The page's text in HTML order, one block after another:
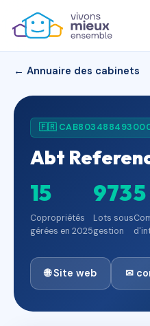
← Annuaire des cabinets
🇫🇷
Abt
15
Copropriétés
gérées en 2025
973
Lots sous
gestion
5
🌐 Site web ✉